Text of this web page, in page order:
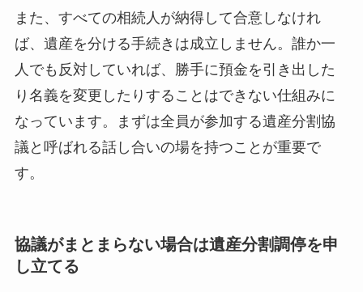
また、すべての相続人が納得して合意しなけれ
ば、遺産を分ける手続きは成立しません。誰か一
人でも反対していれば、勝手に預金を引き出した
り名義を変更したりすることはできない仕組みに
なっています。まずは全員が参加する遺産分割協
議と呼ばれる話し合いの場を持つことが重要で
す。
協議がまとまらない場合は遺産分割調停を申
し立てる